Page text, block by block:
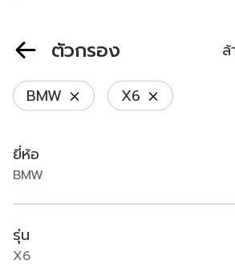
53,000
นดา รถสวย
ตัวกรอง ล้
BMW X6
ยี่ห้อ
BMW
รุ่น
X6